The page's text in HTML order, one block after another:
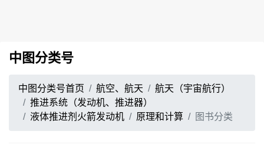
中图分类号
中图分类号首页 航空、航天
航天（宇宙航行）
推进系统（发动机、推进器）
液体推进剂火箭发动机
原理和计算 图书分类